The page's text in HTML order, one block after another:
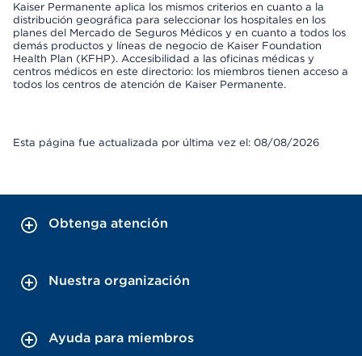
Kaiser Permanente aplica los mismos criterios en cuanto a la
distribución geográfica para seleccionar los hospitales en los
planes del Mercado de Seguros Médicos y en cuanto a todos los
demás productos y líneas de negocio de Kaiser Foundation
Health Plan (KFHP). Accesibilidad a las oficinas médicas y
centros médicos en este directorio: los miembros tienen acceso a
todos los centros de atención de Kaiser Permanente.
Esta página fue actualizada por última vez el: 08/08/2026
Obtenga atención
Nuestra organización
Ayuda para miembros